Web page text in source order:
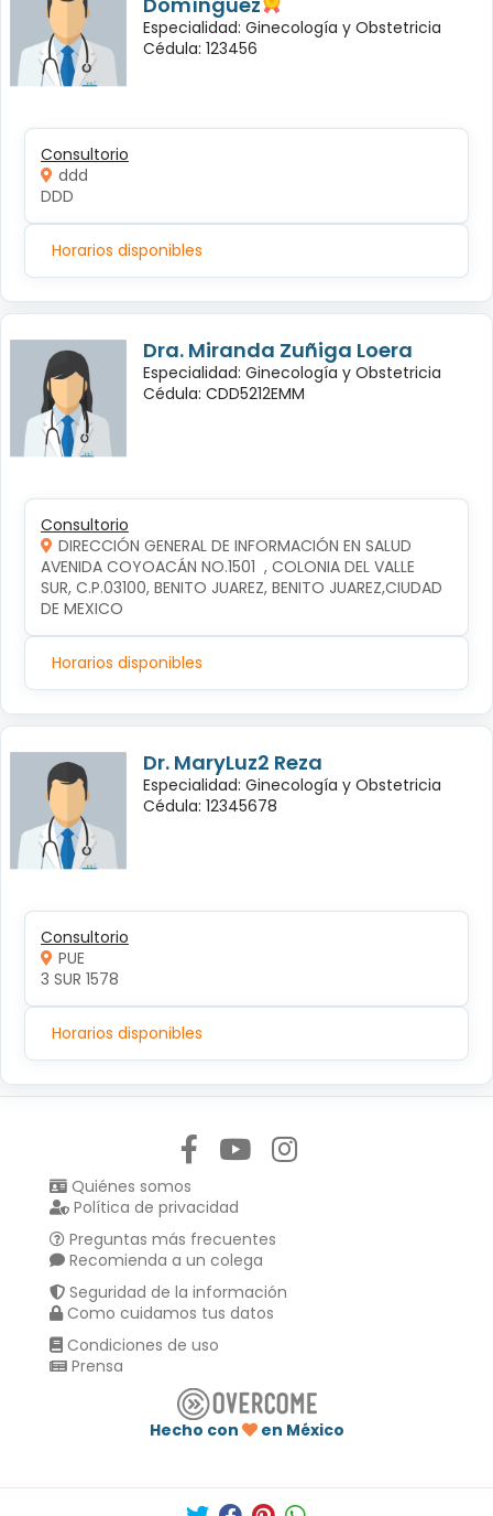
Especialidad: Ginecología y Obstetricia
Cédula: 123456
Consultorio
ddd
DDD
Horarios disponibles
Dra. Miranda Zuñiga Loera
Especialidad: Ginecología y Obstetricia
Cédula: CDD5212EMM
Consultorio
DIRECCIÓN GENERAL DE INFORMACIÓN EN SALUD
AVENIDA COYOACÁN NO.1501  , COLONIA DEL VALLE
SUR, C.P.03100, BENITO JUAREZ, BENITO JUAREZ,CIUDAD
DE MEXICO
Horarios disponibles
Dr. MaryLuz2 Reza
Especialidad: Ginecología y Obstetricia
Cédula: 12345678
Consultorio
PUE
3 SUR 1578
Horarios disponibles
Quiénes somos
Política de privacidad
Preguntas más frecuentes
Recomienda a un colega
Seguridad de la información
Como cuidamos tus datos
Condiciones de uso
Prensa
Hecho con
en México